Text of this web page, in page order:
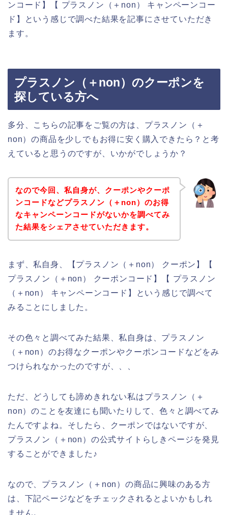
ンコード】【 プラスノン（＋non） キャンペーンコー
ド】という感じで調べた結果を記事にさせていただき
ます。
プラスノン（＋non）のクーポンを
探している方へ
多分、こちらの記事をご覧の方は、プラスノン（＋
non）の商品を少しでもお得に安く購入できたら？と考
えていると思うのですが、いかがでしょうか？
なので今回、私自身が、クーポンやクーポ
ンコードなどプラスノン（＋non）のお得
なキャンペーンコードがないかを調べてみ
た結果をシェアさせていただきます。
まず、私自身、【プラスノン（＋non） クーポン】【
プラスノン（＋non） クーポンコード】【 プラスノン
（＋non） キャンペーンコード】という感じで調べて
みることにしました。
その色々と調べてみた結果、私自身は、プラスノン
（＋non）のお得なクーポンやクーポンコードなどをみ
つけられなかったのですが、、、
ただ、どうしても諦めきれない私はプラスノン（＋
non）のことを友達にも聞いたりして、色々と調べてみ
たんですよね。そしたら、クーポンではないですが、
プラスノン（＋non）の公式サイトらしきページを発見
することができました♪
なので、プラスノン（＋non）の商品に興味のある方
は、下記ページなどをチェックされるとよいかもしれ
ません。